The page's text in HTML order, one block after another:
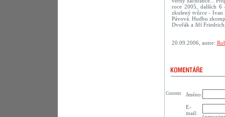
roce 2005, dalších 6
zkušený tvůrce - Ivan
Pávová. Hudbu
Dvořák a Jiří
20.09.2006, autor:
Jméno:
E-
mail:
Content